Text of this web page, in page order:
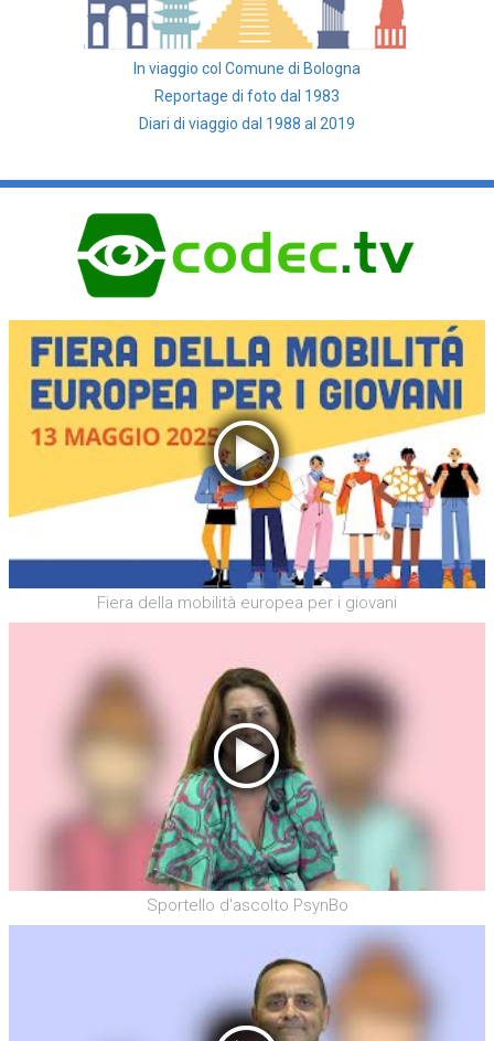
In viaggio col Comune di Bologna
Reportage di foto dal 1983
Diari di viaggio dal 1988 al 2019
Fiera della mobilità europea per i giovani
Sportello d'ascolto PsynBo